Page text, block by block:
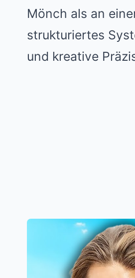
Mönch als an
strukturiertes
und kreative